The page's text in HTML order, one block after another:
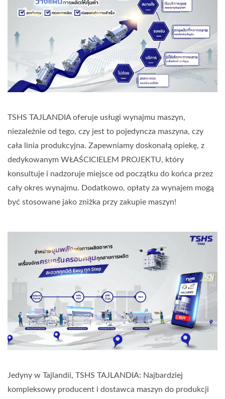
TSHS TAJLANDIA oferuje usługi wynajmu maszyn,
niezależnie od tego, czy jest to pojedyncza maszyna, czy
cała linia produkcyjna. Zapewniamy doskonałą opiekę, z
dedykowanym WŁAŚCICIELEM PROJEKTU, który
konsultuje i nadzoruje miejsce od początku do końca przez
cały okres wynajmu. Dodatkowo, opłaty za wynajem mogą
być stosowane jako zniżka przy zakupie maszyn!
Jedyny w Tajlandii, TSHS TAJLANDIA: Najbardziej
kompleksowy producent i dostawca maszyn do produkcji